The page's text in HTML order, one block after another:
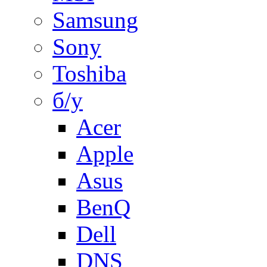
Samsung
Sony
Toshiba
б/у
Acer
Apple
Asus
BenQ
Dell
DNS